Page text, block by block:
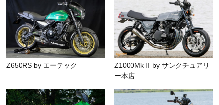
Z650RS by エーテック
Z1000MkⅡ by サンクチュアリ
ー本店